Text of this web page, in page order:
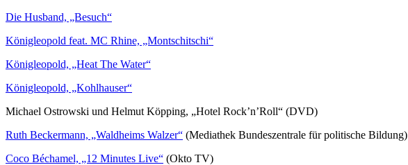
Die Husband, „Besuch“
Königleopold feat. MC Rhine, „Montschitschi“
Königleopold, „Heat The Water“
Königleopold, „Kohlhauser“
Michael Ostrowski und Helmut Köpping, „Hotel Rock’n’Roll“ (DVD)
Ruth Beckermann, „Waldheims Walzer“ (Mediathek Bundeszentrale für politische Bildung)
Coco Béchamel, „12 Minutes Live“ (Okto TV)